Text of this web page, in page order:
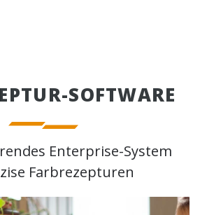
SOFTWARE
Enterprise-System
Farbrezepturen